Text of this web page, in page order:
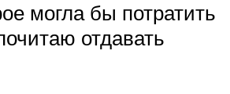
могла бы потратить
отдавать